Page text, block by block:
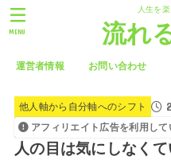
人生を
流れ
運営者情報 お問い合わせ
MENU
他人軸から自分軸へのシフト
アフィリエイト広告を利用して
人の目は気にしなく